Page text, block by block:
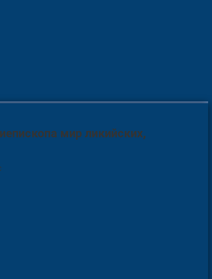
мир ликийских,